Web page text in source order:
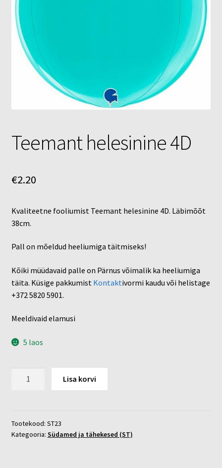
Pallikuller
Täname
Teemant helesinine 4D
€2.20
Kvaliteetne fooliumist Teemant helesinine 4D. Läbimõõt
38cm.
Pall on mõeldud heeliumiga täitmiseks!
Kõiki müüdavaid palle on Pärnus võimalik ka heeliumiga
täita. Küsige pakkumist Kontaktivormi kaudu või helistage
+372 5820 5901.
Meeldivaid elamusi
5 laos
Lisa korvi
Tootekood: ST23
Kategooria: Südamed ja tähekesed (ST)